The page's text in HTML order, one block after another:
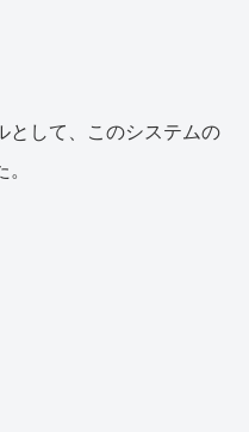
として、このシステムの